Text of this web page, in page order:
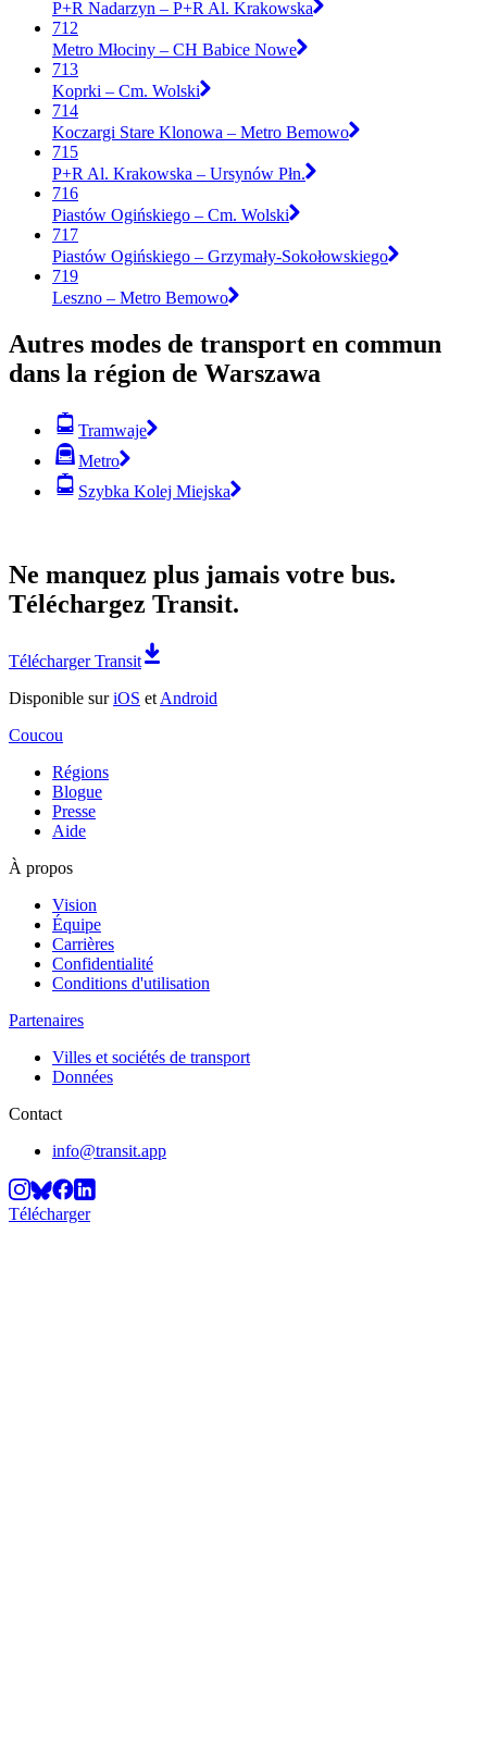
P+R Nadarzyn – P+R Al. Krakowska
712
Metro Młociny – CH Babice Nowe
713
Koprki – Cm. Wolski
714
Koczargi Stare Klonowa – Metro Bemowo
715
P+R Al. Krakowska – Ursynów Płn.
716
Piastów Ogińskiego – Cm. Wolski
717
Piastów Ogińskiego – Grzymały-Sokołowskiego
719
Leszno – Metro Bemowo
Autres modes de transport en commun
dans la région de Warszawa
Tramwaje
Metro
Szybka Kolej Miejska
Ne manquez plus jamais votre bus.
Téléchargez Transit.
Télécharger Transit
Disponible suriOS et Android
Coucou
Régions
Blogue
Presse
Aide
À propos
Vision
Équipe
Carrières
Confidentialité
Conditions d'utilisation
Partenaires
Villes et sociétés de transport
Données
Contact
info@transit.app
Télécharger